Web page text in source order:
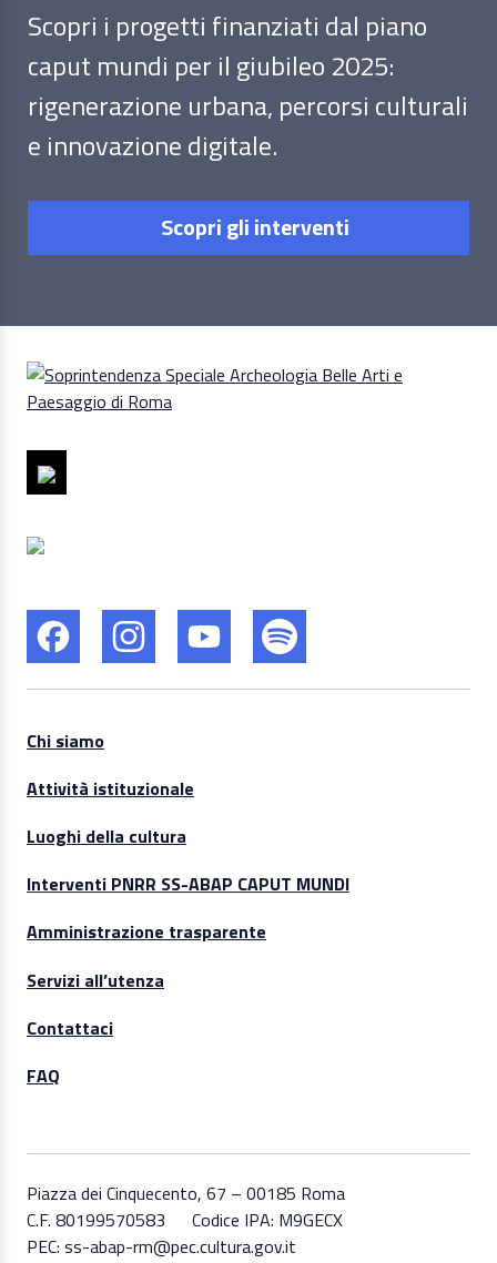
Scopri i progetti finanziati dal piano
caput mundi per il giubileo 2025:
rigenerazione urbana, percorsi culturali
e innovazione digitale.
Scopri gli interventi
Chi siamo
Attività istituzionale
Luoghi della cultura
Interventi PNRR SS-ABAP CAPUT MUNDI
Amministrazione trasparente
Servizi all’utenza
Contattaci
FAQ
Piazza dei Cinquecento, 67 – 00185 Roma
C.F. 80199570583
Codice IPA: M9GECX
PEC: ss-abap-rm@pec.cultura.gov.it